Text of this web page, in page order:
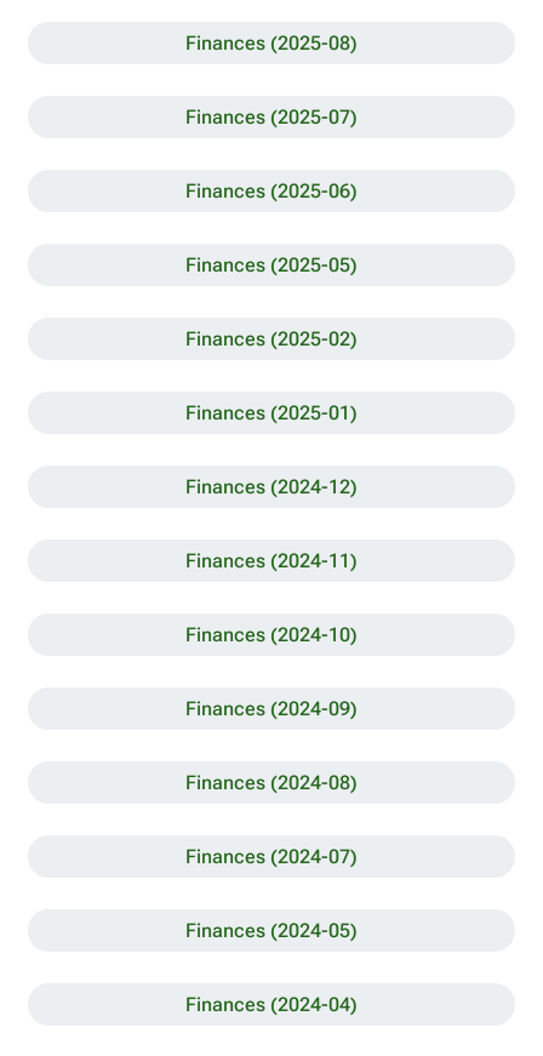
Finances (2025-08)
Finances (2025-07)
Finances (2025-06)
Finances (2025-05)
Finances (2025-02)
Finances (2025-01)
Finances (2024-12)
Finances (2024-11)
Finances (2024-10)
Finances (2024-09)
Finances (2024-08)
Finances (2024-07)
Finances (2024-05)
Finances (2024-04)